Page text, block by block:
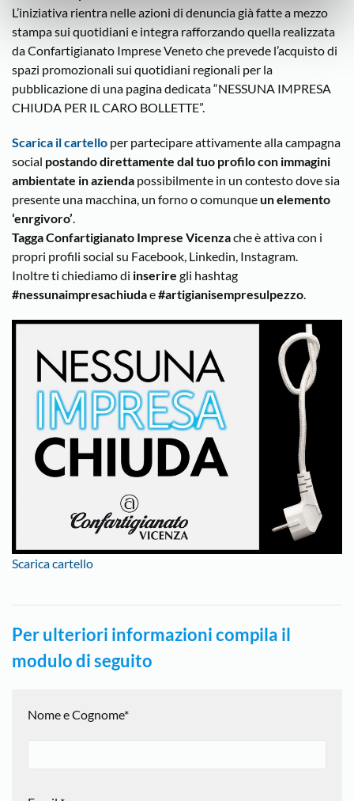
L’iniziativa rientra nelle azioni di denuncia già fatte a mezzo
stampa sui quotidiani e integra rafforzando quella realizzata
da Confartigianato Imprese Veneto che prevede l’acquisto di
spazi promozionali sui quotidiani regionali per la
pubblicazione di una pagina dedicata “NESSUNA IMPRESA
CHIUDA PER IL CARO BOLLETTE”.
Scarica il cartello per partecipare attivamente alla campagna
social postando direttamente dal tuo profilo con immagini
ambientate in azienda possibilmente in un contesto dove sia
presente una macchina, un forno o comunqueun elemento
‘enrgivoro’.
Tagga Confartigianato Imprese Vicenzache è attiva con i
propri profili social su Facebook, Linkedin, Instagram.
Inoltre ti chiediamo di inserire gli hashtag
#nessunaimpresachiudae#artigianisempresulpezzo.
Scarica cartello
Per ulteriori informazioni compila il
modulo di seguito
Nome e Cognome*